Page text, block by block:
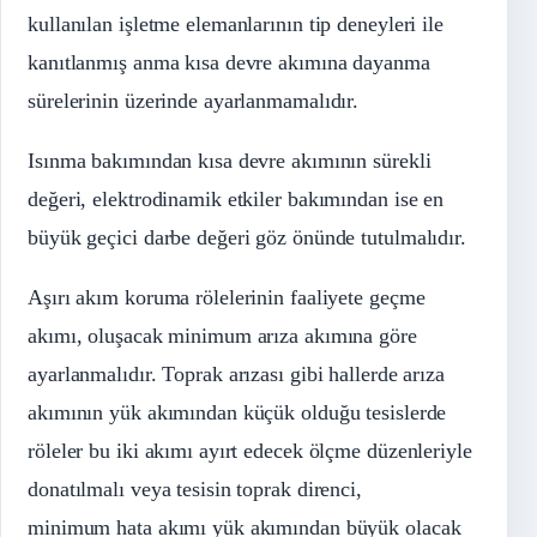
kullanılan işletme elemanlarının tip deneyleri ile
kanıtlanmış anma kısa devre akımına dayanma
sürelerinin üzerinde ayarlanmamalıdır.
Isınma bakımından kısa devre akımının sürekli
değeri, elektrodinamik etkiler bakımından ise en
büyük geçici darbe değeri göz önünde tutulmalıdır.
Aşırı akım koruma rölelerinin faaliyete geçme
akımı, oluşacak minimum arıza akımına göre
ayarlanmalıdır. Toprak arızası gibi hallerde arıza
akımının yük akımından küçük olduğu tesislerde
röleler bu iki akımı ayırt edecek ölçme düzenleriyle
donatılmalı veya tesisin toprak direnci,
minimum hata akımı yük akımından büyük olacak